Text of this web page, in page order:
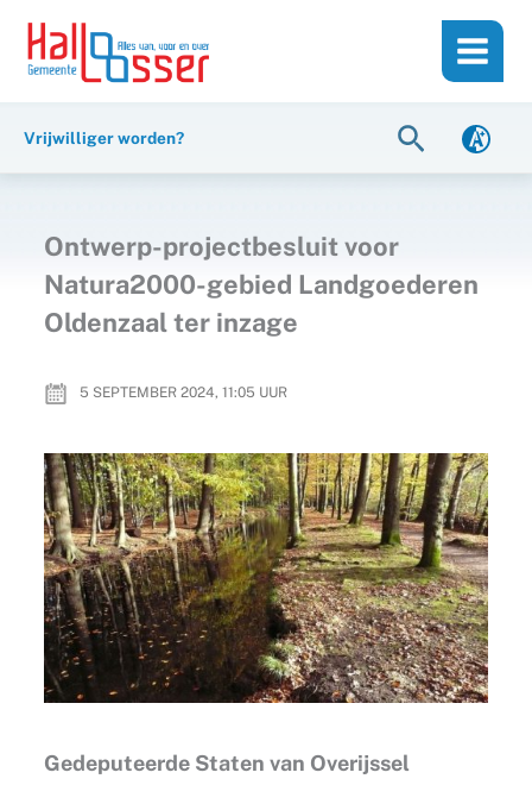
inhoud
naar
Vrijwilliger worden? Zoeken
Ontwerp-projectbesluit voor
Natura2000-gebied Landgoederen
Oldenzaal ter inzage
5 SEPTEMBER 2024, 11:05 UUR
Gedeputeerde Staten van Overijssel